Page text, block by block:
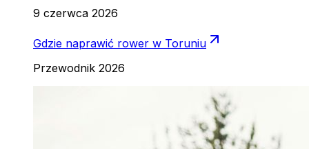
9 czerwca 2026
Gdzie naprawić rower w Toruniu
Przewodnik 2026